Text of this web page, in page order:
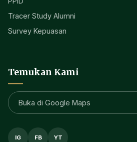
Tracer Study Alumni
Survey Kepuasan
Temukan Kami
Buka di Google Maps
IG FB YT